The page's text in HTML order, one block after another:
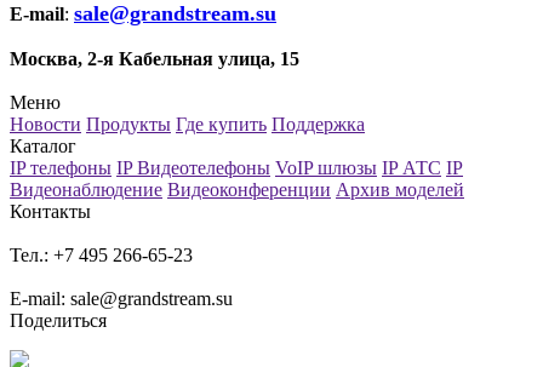
E-mail: sale@grandstream.su
Москва, 2-я Кабельная улица, 15
Меню
Новости Продукты Где купить Поддержка
Каталог
IP телефоны IP Видеотелефоны VoIP шлюзы IP АТС IP
Видеонаблюдение Видеоконференции Архив моделей
Контакты
Тел.: +7 495 266-65-23
E-mail: sale@grandstream.su
Поделиться